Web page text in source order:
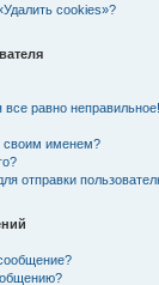
cookies»?
равно неправильное!
своим именем?
отправки